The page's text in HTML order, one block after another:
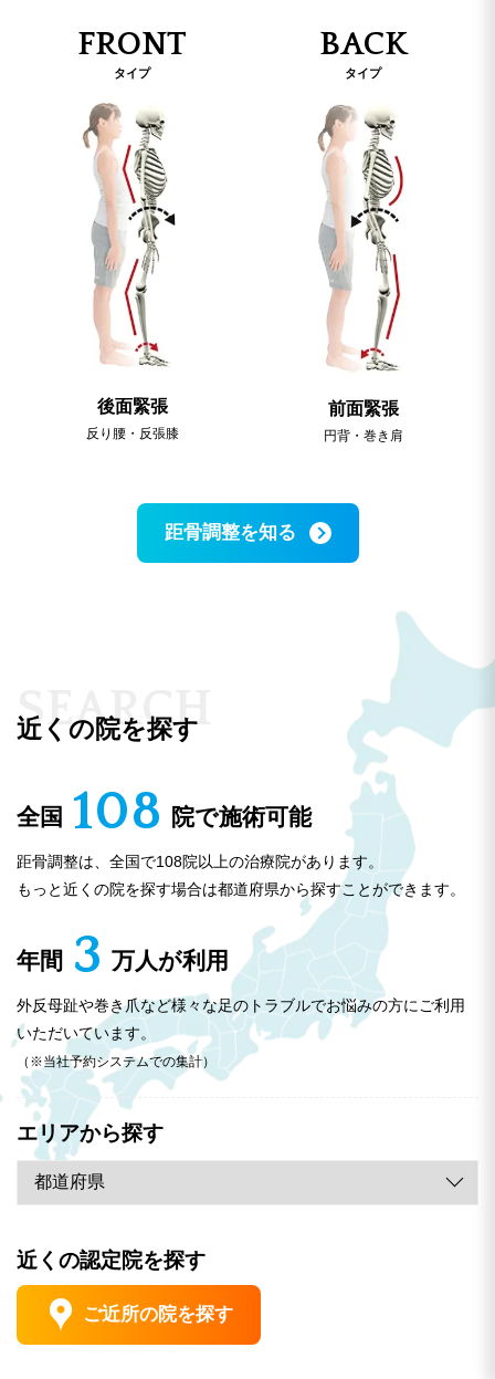
FRONT
タイプ
後面緊張
反り腰・反張膝
BACK
タイプ
前面緊張
円背・巻き肩
距骨調整を知る
近くの院を探す
SEARCH
全国 108 院で施術可能
距骨調整は、全国で108院以上の治療院があります。
もっと近くの院を探す場合は都道府県から探すことができます。
年間 3 万人が利用
外反母趾や巻き爪など様々な足のトラブルでお悩みの方にご利用
いただいています。
（※当社予約システムでの集計）
エリアから探す
近くの認定院を探す
ご近所の院を探す
手
エ
り
切
膝･
足